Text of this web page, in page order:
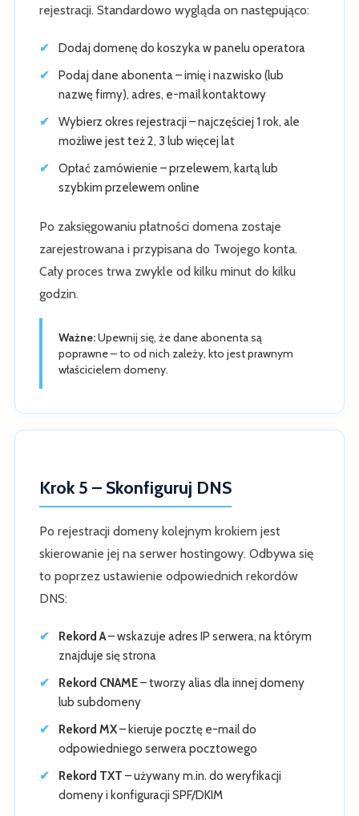
rejestracji. Standardowo wygląda on następująco:
Dodaj domenę do koszyka w panelu operatora
Podaj dane abonenta – imię i nazwisko (lub
nazwę firmy), adres, e-mail kontaktowy
Wybierz okres rejestracji – najczęściej 1 rok, ale
możliwe jest też 2, 3 lub więcej lat
Opłać zamówienie – przelewem, kartą lub
szybkim przelewem online
Po zaksięgowaniu płatności domena zostaje
zarejestrowana i przypisana do Twojego konta.
Cały proces trwa zwykle od kilku minut do kilku
godzin.
Ważne:Upewnij się, że dane abonenta są
poprawne – to od nich zależy, kto jest prawnym
właścicielem domeny.
Krok 5 – Skonfiguruj DNS
Po rejestracji domeny kolejnym krokiem jest
skierowanie jej na serwer hostingowy. Odbywa się
to poprzez ustawienie odpowiednich rekordów
DNS:
Rekord A– wskazuje adres IP serwera, na którym
znajduje się strona
Rekord CNAME– tworzy alias dla innej domeny
lub subdomeny
Rekord MX– kieruje pocztę e-mail do
odpowiedniego serwera pocztowego
Rekord TXT – używany m.in. do weryfikacji
domeny i konfiguracji SPF/DKIM